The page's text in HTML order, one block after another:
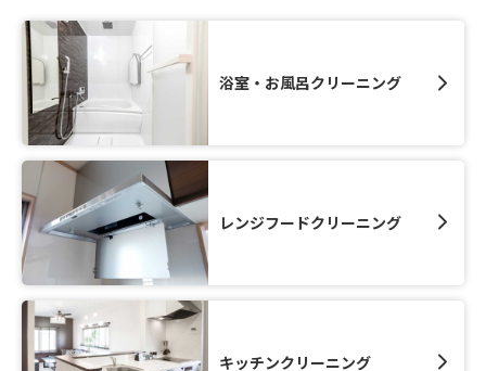
浴室・お風呂クリーニング
レンジフードクリーニング
キッチンクリーニング